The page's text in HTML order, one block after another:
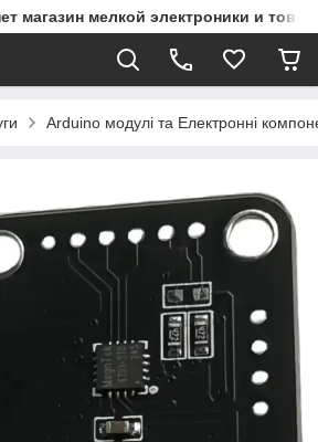
магазин мелкой электроники и
Arduino модулі та Електронні